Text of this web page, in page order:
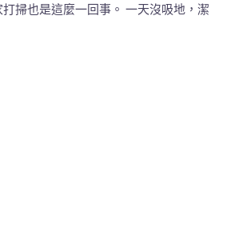
掃也是這麼一回事。 一天沒吸地，潔